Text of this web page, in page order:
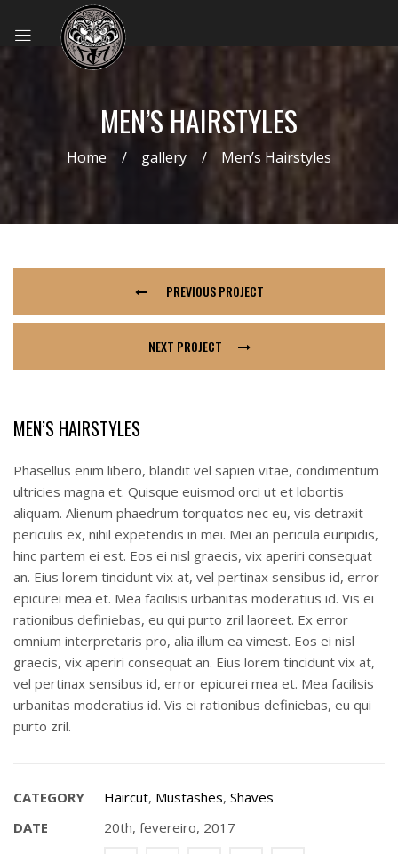
MEN’S HAIRSTYLES
Home gallery Men’s Hairstyles
PREVIOUS PROJECT
NEXT PROJECT
MEN’S HAIRSTYLES
Phasellus enim libero, blandit vel sapien vitae, condimentum
ultricies magna et. Quisque euismod orci ut et lobortis
aliquam. Alienum phaedrum torquatos nec eu, vis detraxit
periculis ex, nihil expetendis in mei. Mei an pericula euripidis,
hinc partem ei est. Eos ei nisl graecis, vix aperiri consequat
an. Eius lorem tincidunt vix at, vel pertinax sensibus id, error
epicurei mea et. Mea facilisis urbanitas moderatius id. Vis ei
rationibus definiebas, eu qui purto zril laoreet. Ex error
omnium interpretaris pro, alia illum ea vimest. Eos ei nisl
graecis, vix aperiri consequat an. Eius lorem tincidunt vix at,
vel pertinax sensibus id, error epicurei mea et. Mea facilisis
urbanitas moderatius id. Vis ei rationibus definiebas, eu qui
purto zril.
CATEGORY Haircut, Mustashes, Shaves
DATE
20th, fevereiro, 2017